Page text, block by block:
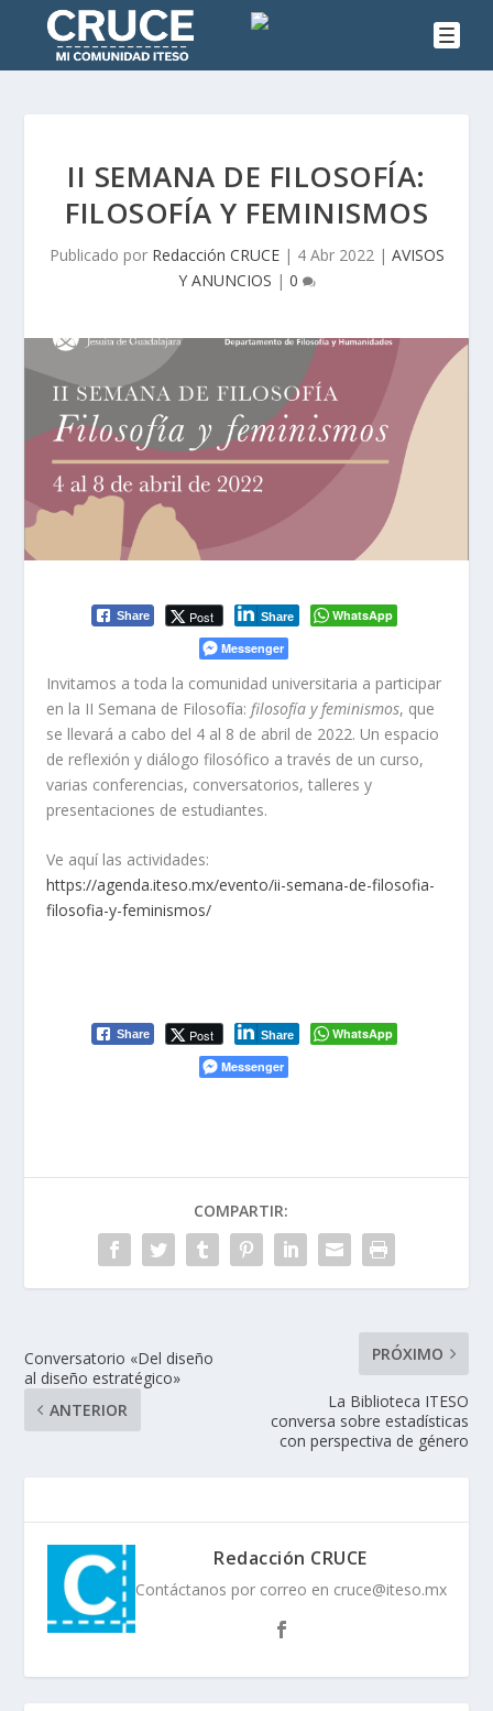
II SEMANA DE FILOSOFÍA:
FILOSOFÍA Y FEMINISMOS
Publicado por Redacción CRUCE| 4 Abr 2022| AVISOS
Y ANUNCIOS | 0
Share Post Share
WhatsApp
Messenger
Invitamos a toda la comunidad universitaria a participar
en la II Semana de Filosofía: filosofía y feminismos, que
se llevará a cabo del 4 al 8 de abril de 2022. Un espacio
de reflexión y diálogo filosófico a través de un curso,
varias conferencias, conversatorios, talleres y
presentaciones de estudiantes.
Ve aquí las actividades:
https://agenda.iteso.mx/evento/ii-semana-de-filosofia-
filosofia-y-feminismos/
Share Post Share
WhatsApp
Messenger
COMPARTIR:
Conversatorio «Del diseño
al diseño estratégico»
ANTERIOR
PRÓXIMO
La Biblioteca ITESO
conversa sobre estadísticas
con perspectiva de género
Redacción CRUCE
Contáctanos por correo en cruce@iteso.mx